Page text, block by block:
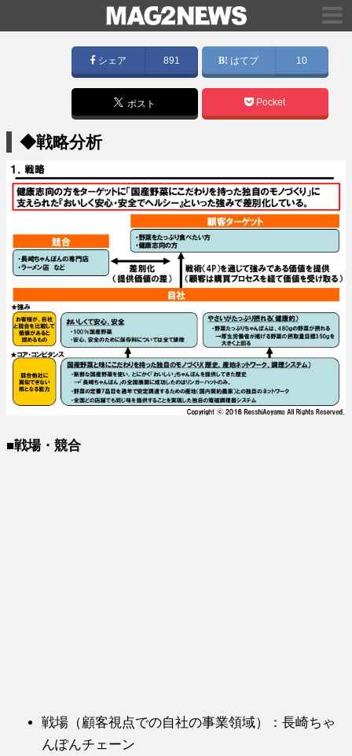
シェア 891 はてブ 10
ポスト Pocket
◆戦略分析
■戦場・競合
戦場（顧客視点での自社の事業領域）：長崎ちゃ
んぽんチェーン